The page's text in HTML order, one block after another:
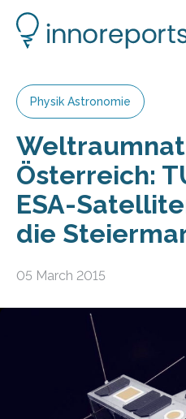
Physik Astronomie
Österreich:
ESA-
die
05 March 2015